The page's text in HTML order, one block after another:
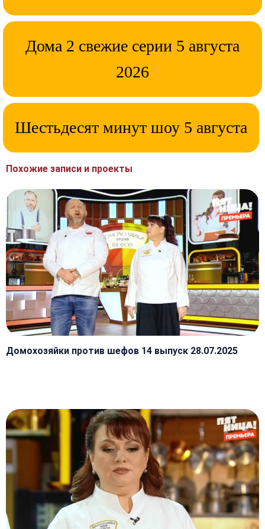
Дома 2 свежие серии 5 августа
2026
Шестьдесят минут шоу 5 августа
Похожие записи и проекты
Домохозяйки против шефов 14 выпуск 28.07.2025